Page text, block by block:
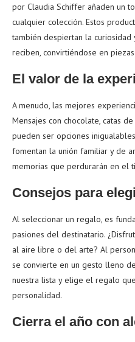
por Claudia Schiffer añaden un
cualquier colección. Estos
también despiertan la
reciben, convirtiéndose en
El valor de la
A menudo, las mejores
Mensajes con chocolate, catas
pueden ser opciones
fomentan la unión familiar y de
memorias que perdurarán en el
Consejos para
Al seleccionar un regalo, es
pasiones del destinatario.
al aire libre o del arte? Al
se convierte en un gesto lleno
nuestra lista y elige el regalo
personalidad.
Cierra el año con